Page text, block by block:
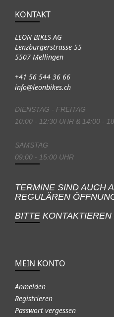
KONTAKT
LEON BIKES AG
Lenzburgerstrasse 55
5507 Mellingen
+41 56 544 36 66
info@leonbikes.ch
DIENSTAG - FREITAG
10:00 - 12:30 UHR & 14:00 -
SAMSTAG
09:00 - 15:00 UHR
TERMINE SIND AUCH
REGULÄREN
BITTE
MEIN KONTO
Anmelden
Registrieren
Passwort vergessen